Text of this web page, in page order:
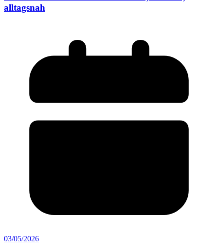
alltagsnah
03/05/2026